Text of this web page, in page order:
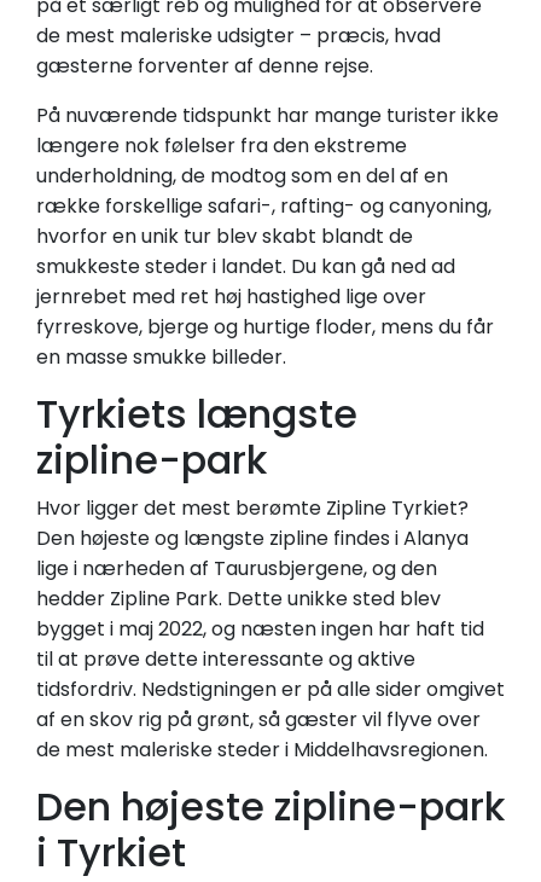
de mest maleriske udsigter – præcis, hvad
gæsterne forventer af denne rejse.
På nuværende tidspunkt har mange turister ikke
længere nok følelser fra den ekstreme
underholdning, de modtog som en del af en
række forskellige safari-, rafting- og canyoning,
hvorfor en unik tur blev skabt blandt de
smukkeste steder i landet. Du kan gå ned ad
jernrebet med ret høj hastighed lige over
fyrreskove, bjerge og hurtige floder, mens du får
en masse smukke billeder.
Tyrkiets længste
zipline-park
Hvor ligger det mest berømte Zipline Tyrkiet?
Den højeste og længste zipline findes i Alanya
lige i nærheden af Taurusbjergene, og den
hedder Zipline Park. Dette unikke sted blev
bygget i maj 2022, og næsten ingen har haft tid
til at prøve dette interessante og aktive
tidsfordriv. Nedstigningen er på alle sider omgivet
af en skov rig på grønt, så gæster vil flyve over
de mest maleriske steder i Middelhavsregionen.
Den højeste zipline-park
i Tyrkiet